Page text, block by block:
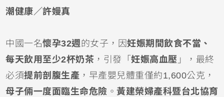
潮健康／許嫚真
中國一名懷孕32週的女子，因妊娠期間飲食不當、
每天飲用至少2杯奶茶 ，引發「妊娠高血壓 」，最終
必須提前剖腹生產 ，早產嬰兒體重僅約1,600公克，
母子倆一度面臨生命危險 。黃建榮婦產科暨台北協育